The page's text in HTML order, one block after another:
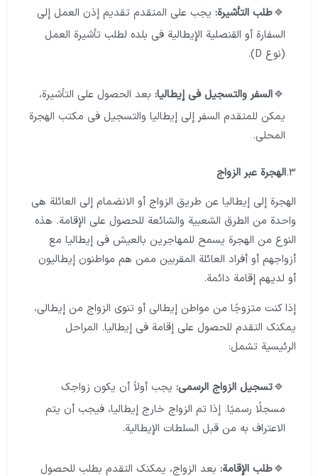
طلب التأشيرة: يجب على المتقدم تقديم إذن العمل إلى
السفارة أو القنصلية الإيطالية في بلده لطلب تأشيرة العمل
(نوع D).
السفر والتسجيل في إيطاليا: بعد الحصول على التأشيرة،
يمكن للمتقدم السفر إلى إيطاليا والتسجيل في مكتب الهجرة
المحلي.
3.الهجرة عبر الزواج
الهجرة إلى إيطاليا عن طريق الزواج أو الانضمام إلى العائلة هي
واحدة من الطرق الشعبية والشائعة للحصول على الإقامة. هذه
النوع من الهجرة يسمح للمهاجرين بالعيش في إيطاليا مع
أزواجهم أو أفراد العائلة المقربين ممن هم مواطنون إيطاليون
أو لديهم إقامة دائمة.
إذا كنت متزوجًا من مواطن إيطالي أو تنوي الزواج من إيطالي،
يمكنك التقدم للحصول على إقامة في إيطاليا. المراحل
الرئيسية تشمل:
تسجيل الزواج الرسمي: يجب أولاً أن يكون زواجك
مسجلًا رسميًا. إذا تم الزواج خارج إيطاليا، فيجب أن يتم
الاعتراف به من قبل السلطات الإيطالية.
طلب الإقامة: بعد الزواج، يمكنك التقدم بطلب للحصول